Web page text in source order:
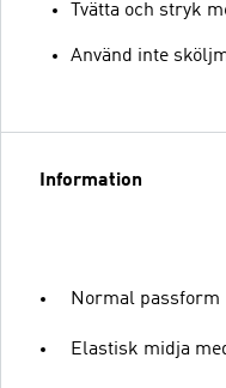
Tvätta och stryk
Använd inte
Information
Normal passform
Elastisk midja